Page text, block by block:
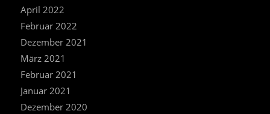
April 2022
Februar 2022
Dezember 2021
März 2021
Februar 2021
Januar 2021
Dezember 2020